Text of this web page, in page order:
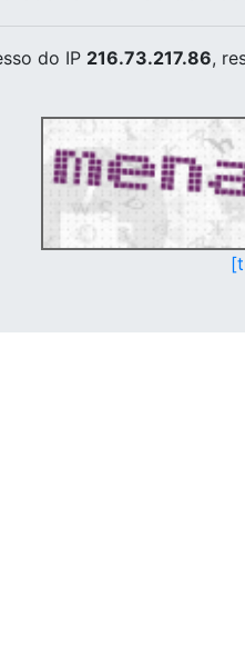
do IP 216.73.217.86,